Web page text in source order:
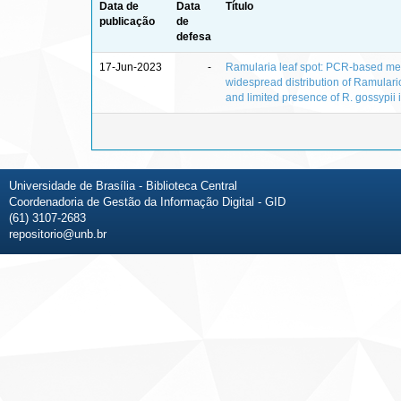
Data de
publicação
Data
de
defesa
Título
17-Jun-2023 -
Ramularia leaf spot: PCR‑based
widespread distribution of
and limited presence of R. gossypii
Universidade de Brasília - Biblioteca Central
Coordenadoria de Gestão da Informação Digital - GID
(61) 3107-2683
repositorio@unb.br